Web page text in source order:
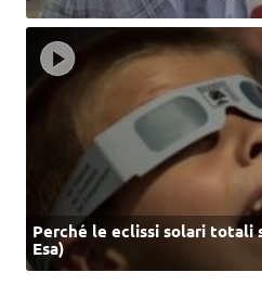
Perché le eclissi solari totali
Esa)